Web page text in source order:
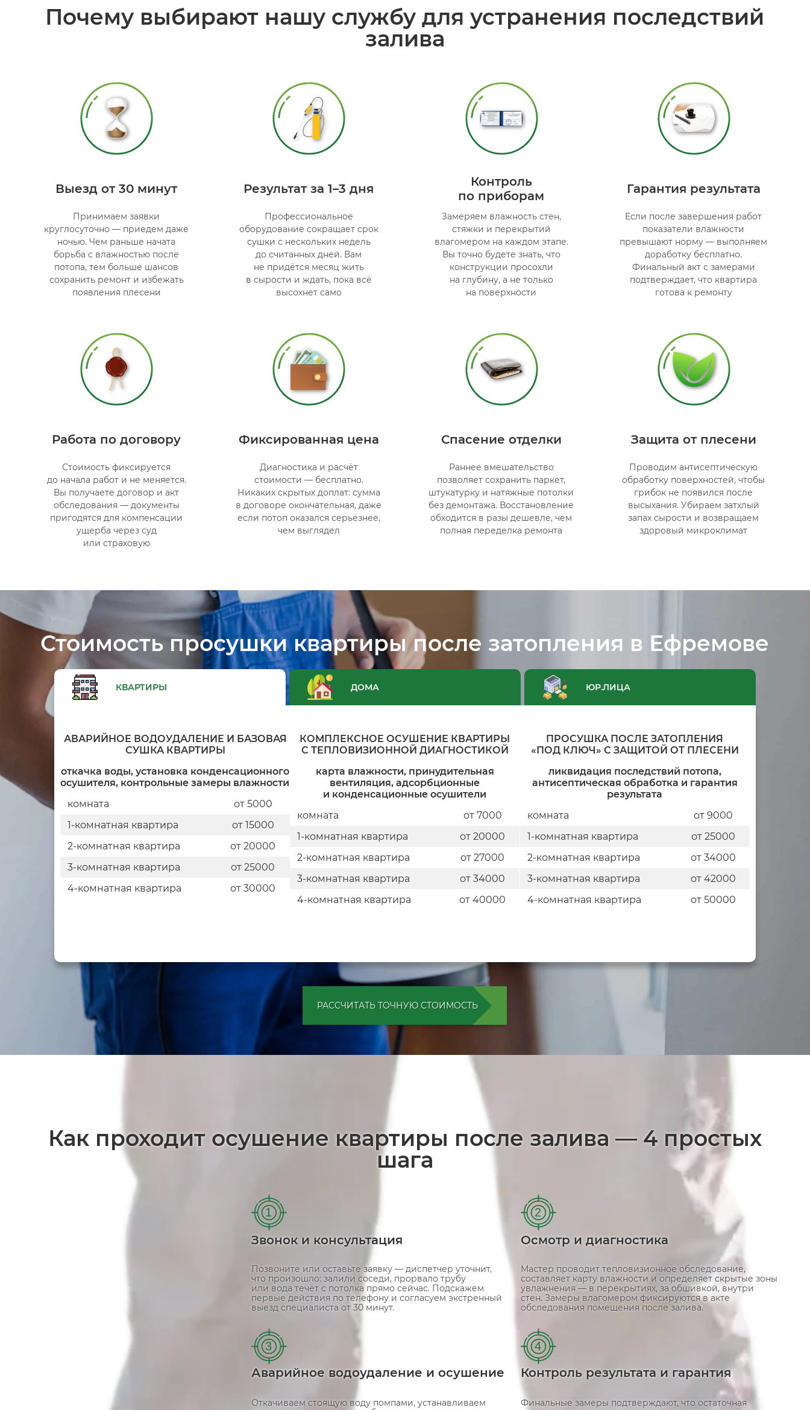
Почему выбирают нашу службу для устранения последствий
залива
Выезд от 30 минут
Принимаем заявки
круглосуточно — приедем даже
ночью. Чем раньше начата
борьба с влажностью после
потопа, тем больше шансов
сохранить ремонт и избежать
появления плесени
Результат за 1–3 дня
Профессиональное
оборудование сокращает срок
сушки с нескольких недель
до считанных дней. Вам
не придётся месяц жить
в сырости и ждать, пока всё
высохнет само
Контроль
по приборам
Замеряем влажность стен,
стяжки и перекрытий
влагомером на каждом этапе.
Вы точно будете знать, что
конструкции просохли
на глубину, а не только
на поверхности
Гарантия результата
Если после завершения работ
показатели влажности
превышают норму — выполняем
доработку бесплатно.
Финальный акт с замерами
подтверждает, что квартира
готова к ремонту
Работа по договору
Стоимость фиксируется
до начала работ и не меняется.
Вы получаете договор и акт
обследования — документы
пригодятся для компенсации
ущерба через суд
или страховую
Фиксированная цена
Диагностика и расчёт
стоимости — бесплатно.
Никаких скрытых доплат: сумма
в договоре окончательная, даже
если потоп оказался серьёзнее,
чем выглядел
Спасение отделки
Раннее вмешательство
позволяет сохранить паркет,
штукатурку и натяжные потолки
без демонтажа. Восстановление
обходится в разы дешевле, чем
полная переделка ремонта
Защита от плесени
Проводим антисептическую
обработку поверхностей, чтобы
грибок не появился после
высыхания. Убираем затхлый
запах сырости и возвращаем
здоровый микроклимат
Стоимость просушки квартиры после затопления в Ефремове
КВАРТИРЫ ДОМА ЮР.ЛИЦА
АВАРИЙНОЕ ВОДОУДАЛЕНИЕ И БАЗОВАЯ
СУШКА КВАРТИРЫ
откачка воды, установка конденсационного
осушителя, контрольные замеры влажности
комната
от 5000
1-комнатная квартира
от 15000
2-комнатная квартира
от 20000
3-комнатная квартира
от 25000
4-комнатная квартира
от 30000
КОМПЛЕКСНОЕ ОСУШЕНИЕ КВАРТИРЫ
С ТЕПЛОВИЗИОННОЙ ДИАГНОСТИКОЙ
карта влажности, принудительная
вентиляция, адсорбционные
и конденсационные осушители
комната
от 7000
1-комнатная квартира
от 20000
2-комнатная квартира
от 27000
3-комнатная квартира
от 34000
4-комнатная квартира
от 40000
ПРОСУШКА ПОСЛЕ ЗАТОПЛЕНИЯ
«ПОД КЛЮЧ» С ЗАЩИТОЙ ОТ ПЛЕСЕНИ
ликвидация последствий потопа,
антисептическая обработка и гарантия
результата
комната
от 9000
1-комнатная квартира
от 25000
2-комнатная квартира
от 34000
3-комнатная квартира
от 42000
4-комнатная квартира
от 50000
РАССЧИТАТЬ ТОЧНУЮ СТОИМОСТЬ
Как проходит осушение квартиры после залива — 4 простых
шага
1
Звонок и консультация
Позвоните или оставьте заявку — диспетчер уточнит,
что произошло: залили соседи, прорвало трубу
или вода течёт с потолка прямо сейчас. Подскажем
первые действия по телефону и согласуем экстренный
выезд специалиста от 30 минут.
2
Осмотр и диагностика
Мастер проводит тепловизионное обследование,
составляет карту влажности и определяет скрытые зоны
увлажнения — в перекрытиях, за обшивкой, внутри
стен. Замеры влагомером фиксируются в акте
обследования помещения после залива.
3
Аварийное водоудаление и осушение
Откачиваем стоящую воду помпами, устанавливаем
4
Контроль результата и гарантия
Финальные замеры подтверждают, что остаточная